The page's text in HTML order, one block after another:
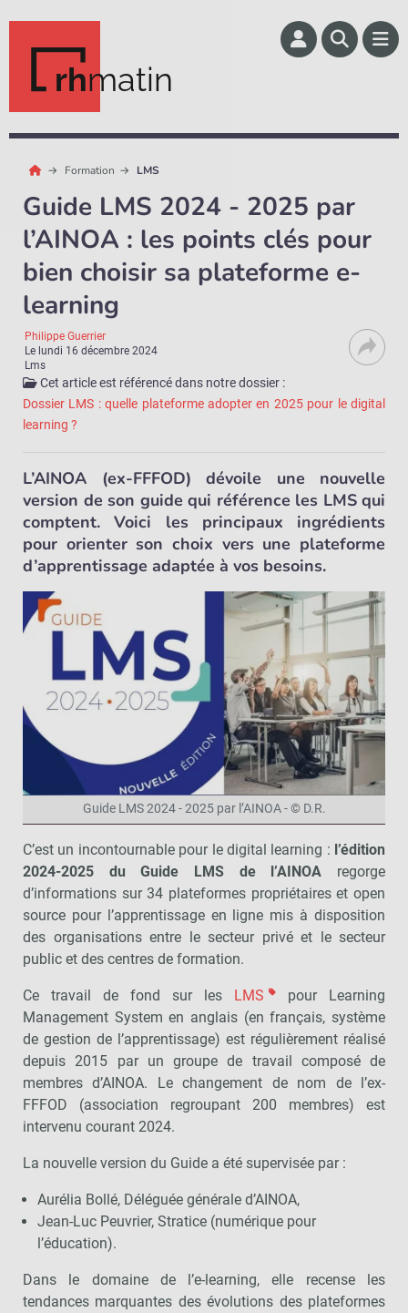
rhmatin
Formation LMS
Guide LMS 2024 - 2025 par
l’AINOA : les points clés pour
bien choisir sa plateforme e-
learning
Philippe Guerrier
Le lundi 16 décembre 2024
Lms
Cet article est référencé dans notre dossier :
Dossier LMS : quelle plateforme adopter en 2025 pour le digital
learning ?
L’AINOA (ex-FFFOD) dévoile une nouvelle
version de son guide qui référence les LMS qui
comptent. Voici les principaux ingrédients
pour orienter son choix vers une plateforme
d’apprentissage adaptée à vos besoins.
Guide LMS 2024 - 2025 par l’AINOA - © D.R.
C’est un incontournable pour le digital learning : l’édition
2024-2025 du Guide LMS de l’AINOA regorge
d’informations sur 34 plateformes propriétaires et open
source pour l’apprentissage en ligne mis à disposition
des organisations entre le secteur privé et le secteur
public et des centres de formation.
Ce travail de fond sur les LMS
pour Learning
Management System en anglais (en français, système
de gestion de l’apprentissage) est régulièrement réalisé
depuis 2015 par un groupe de travail composé de
membres d’AINOA. Le changement de nom de l’ex-
FFFOD (association regroupant 200 membres) est
intervenu courant 2024.
La nouvelle version du Guide a été supervisée par :
Aurélia Bollé, Déléguée générale d’AINOA,
Jean-Luc Peuvrier, Stratice (numérique pour
l’éducation).
Dans le domaine de l’e-learning, elle recense les
tendances marquantes des évolutions des plateformes